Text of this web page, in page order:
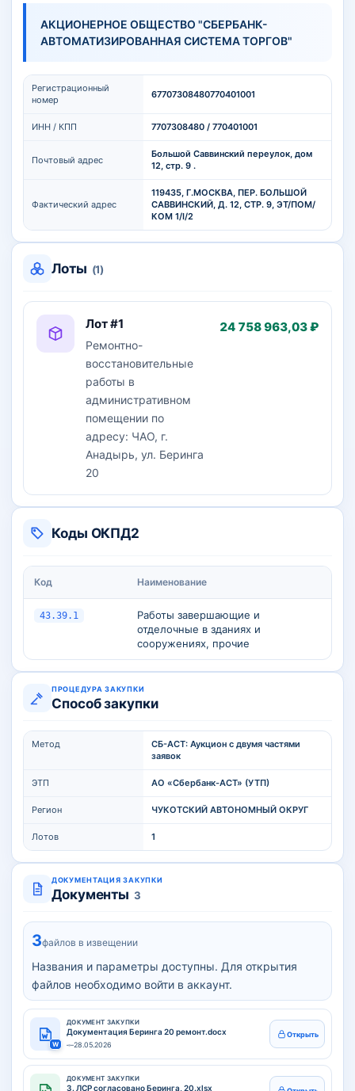
АКЦИОНЕРНОЕ ОБЩЕСТВО "СБЕРБАНК-
АВТОМАТИЗИРОВАННАЯ СИСТЕМА ТОРГОВ"
Регистрационный
номер
67707308480770401001
ИНН / КПП 7707308480 / 770401001
Почтовый адрес
Большой Саввинский переулок, дом
12, стр. 9 .
Фактический адрес
119435, Г.МОСКВА, ПЕР. БОЛЬШОЙ
САВВИНСКИЙ, Д. 12, СТР. 9, ЭТ/ПОМ/
КОМ 1/I/2
Лоты (1)
Лот #1
Ремонтно-
восстановительные
работы в
административном
помещении по
адресу: ЧАО, г.
Анадырь, ул. Беринга
20
24 758 963,03 ₽
Коды ОКПД2
Код Наименование
43.39.1
Работы завершающие и
отделочные в зданиях и
сооружениях, прочие
ПРОЦЕДУРА ЗАКУПКИ
Способ закупки
Метод
СБ-АСТ: Аукцион с двумя частями
заявок
ЭТП АО «Сбербанк-АСТ» (УТП)
Регион ЧУКОТСКИЙ АВТОНОМНЫЙ ОКРУГ
Лотов 1
ДОКУМЕНТАЦИЯ ЗАКУПКИ
Документы 3
3файлов в извещении
Названия и параметры доступны. Для открытия
файлов необходимо войти в аккаунт.
W
ДОКУМЕНТ ЗАКУПКИ
Документация Беринга 20 ремонт.docx
—28.05.2026
Открыть
ДОКУМЕНТ ЗАКУПКИ
3. ЛСР согласовано Беринга, 20.xlsx